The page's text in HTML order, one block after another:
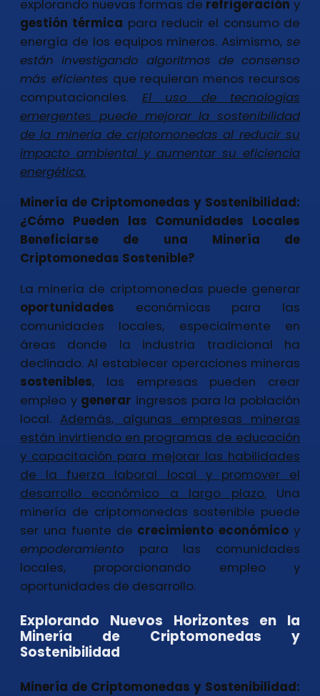
explorando nuevas formas de refrigeración y
gestión térmica para reducir el consumo de
energía de los equipos mineros. Asimismo, se
están investigando algoritmos de consenso
más eficientes que requieran menos recursos
computacionales. El uso de tecnologías
emergentes puede mejorar la sostenibilidad
de la minería de criptomonedas al reducir su
impacto ambiental y aumentar su eficiencia
energética.
Minería de Criptomonedas y Sostenibilidad:
¿Cómo Pueden las Comunidades Locales
Beneficiarse de una Minería de
Criptomonedas Sostenible?
La minería de criptomonedas puede generar
oportunidades económicas para las
comunidades locales, especialmente en
áreas donde la industria tradicional ha
declinado. Al establecer operaciones mineras
sostenibles, las empresas pueden crear
empleo y generar ingresos para la población
local.Además, algunas empresas mineras
están invirtiendo en programas de educación
y capacitación para mejorar las habilidades
de la fuerza laboral local y promover el
desarrollo económico a largo plazo.Una
minería de criptomonedas sostenible puede
ser una fuente de crecimiento económico y
empoderamiento para las comunidades
locales, proporcionando empleo y
oportunidades de desarrollo.
Explorando Nuevos Horizontes en la
Minería de Criptomonedas y
Sostenibilidad
Minería de Criptomonedas y Sostenibilidad: